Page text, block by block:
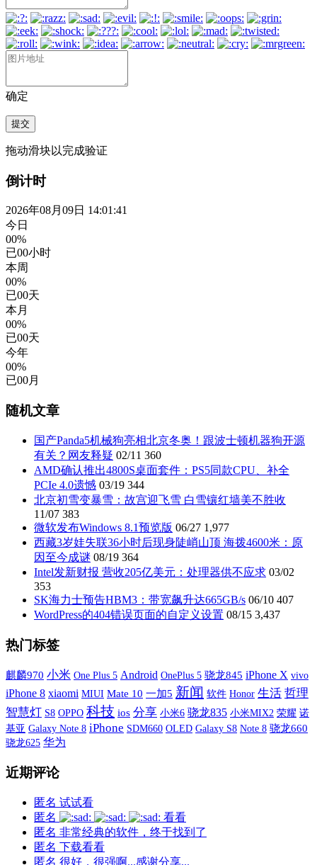
确定
提交
拖动滑块以完成验证
倒计时
2026年08月09日 14:01:42
今日
00%
已00小时
本周
00%
已00天
本月
00%
已00天
今年
00%
已00月
随机文章
国产Panda5机械狗亮相北京冬奥！跟波士顿机器狗开源
有关？网友释疑 02/11 360
AMD确认推出4800S桌面套件：PS5同款CPU、补全
PCIe 4.0遗憾 03/19 344
北京初雪变暴雪：故宫迎飞雪 白雪镶红墙美不胜收
11/07 383
微软发布Windows 8.1预览版 06/27 1,977
西藏3岁娃失联36小时后现身陡峭山顶 海拨4600米：原
因至今成谜 08/19 364
Intel发新财报 营收205亿美元：处理器供不应求 03/02
353
SK海力士预告HBM3：带宽飙升达665GB/s 06/10 407
WordPress的404错误页面的自定义设置 08/15 3,437
热门标签
麒麟970 小米 One Plus 5 Android OnePlus 5 骁龙845 iPhone X vivo
iPhone 8 xiaomi MIUI Mate 10 一加5 新闻 软件 Honor 生活 哲理
智慧灯 S8 OPPO 科技 ios 分享 小米6 骁龙835 小米MIX2 荣耀 诺
基亚 Galaxy Note 8 iPhone SDM660 OLED Galaxy S8 Note 8 骁龙660
骁龙625 华为
近期评论
匿名 试试看
匿名
看看
匿名 非常经典的软件，终于找到了
匿名 下载看看
匿名 很好，很强啊...感谢分享...